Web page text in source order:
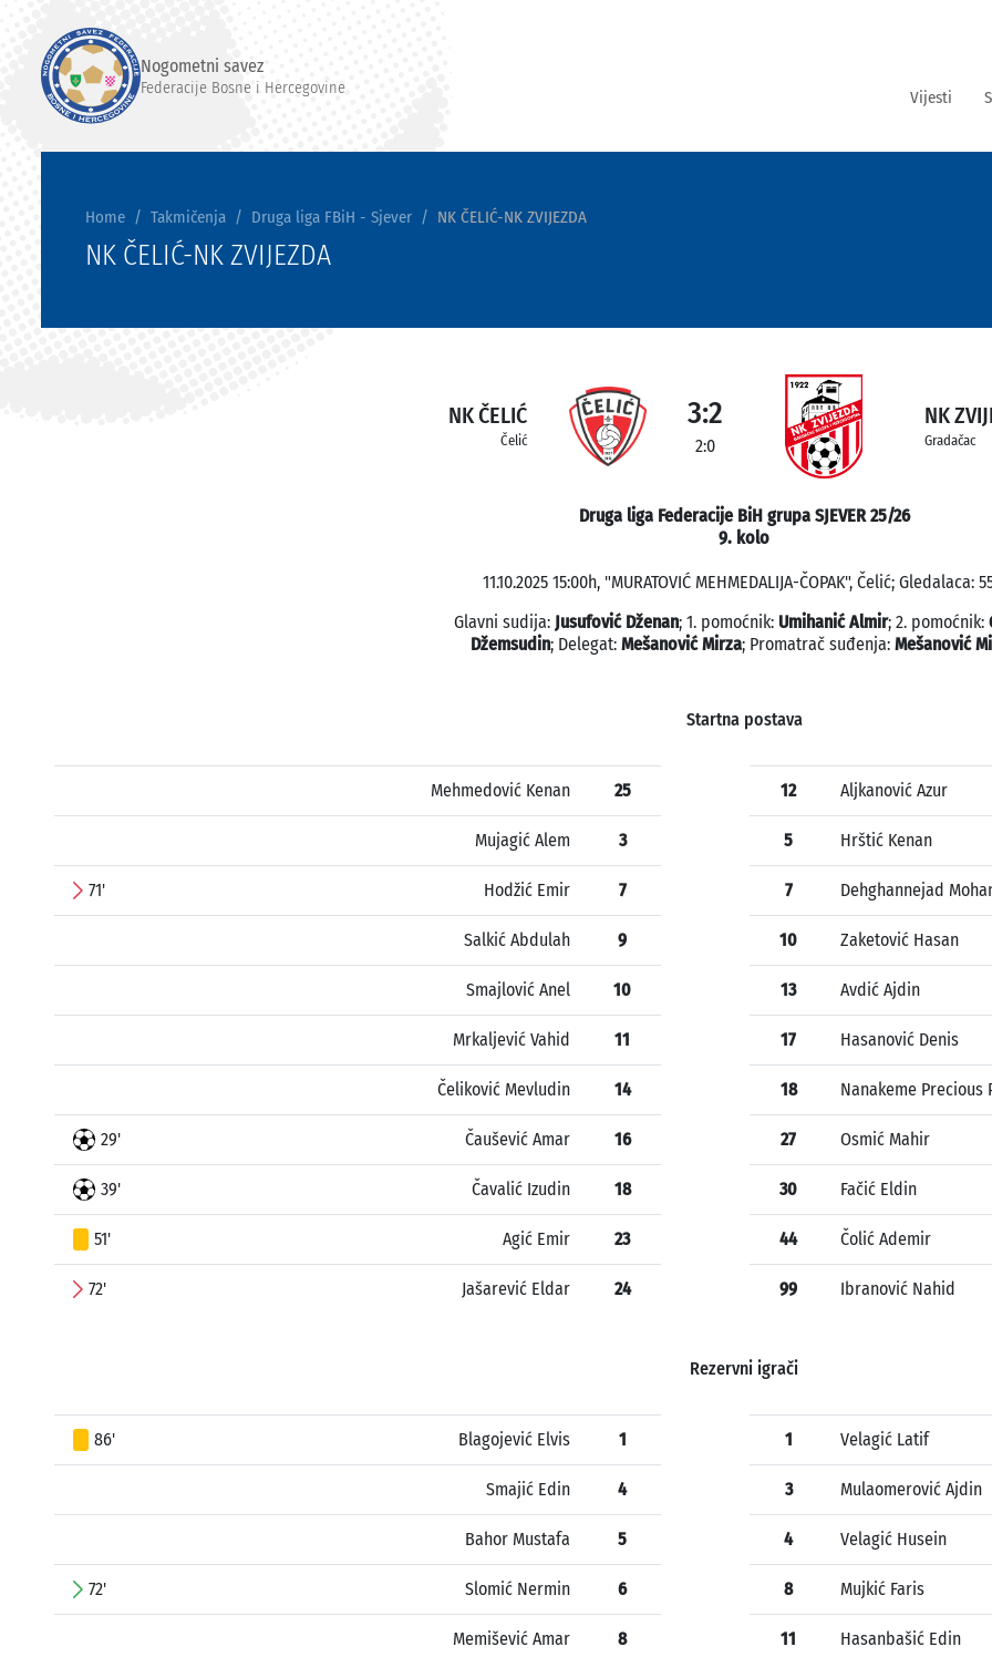
Nogometni savez
Federacije Bosne i Hercegovine Vijesti
Home Takmičenja Druga liga FBiH - Sjever NK ČELIĆ-NK ZVIJEZDA
NK ČELIĆ-NK ZVIJEZDA
NK ČELIĆ
Čelić
3:2
2:0
NK
Gradačac
Druga liga Federacije BiH grupa SJEVER 25/26
9. kolo
11.10.2025 15:00h, "MURATOVIĆ MEHMEDALIJA-ČOPAK", Čelić; Gledalaca:
Glavni sudija: Jusufović Dženan; 1. pomoćnik: Umihanić Almir; 2. pomoćnik:
Džemsudin; Delegat: Mešanović Mirza; Promatrač suđenja: Mešanović
Startna postava
Mehmedović Kenan 25
Mujagić Alem 3
71' Hodžić Emir 7
Salkić Abdulah 9
Smajlović Anel 10
Mrkaljević Vahid 11
Čeliković Mevludin 14
29' Čaušević Amar 16
39' Čavalić Izudin 18
51' Agić Emir 23
72' Jašarević Eldar 24
12 Aljkanović Azur
5 Hrštić Kenan
7 Dehghannejad
10 Zaketović Hasan
13 Avdić Ajdin
17 Hasanović Denis
18 Nanakeme Precious
27 Osmić Mahir
30 Fačić Eldin
44 Čolić Ademir
99 Ibranović Nahid
Rezervni igrači
86' Blagojević Elvis 1
Smajić Edin 4
Bahor Mustafa 5
72' Slomić Nermin 6
Memišević Amar 8
1 Velagić Latif
3 Mulaomerović Ajdin
4 Velagić Husein
8 Mujkić Faris
11 Hasanbašić Edin